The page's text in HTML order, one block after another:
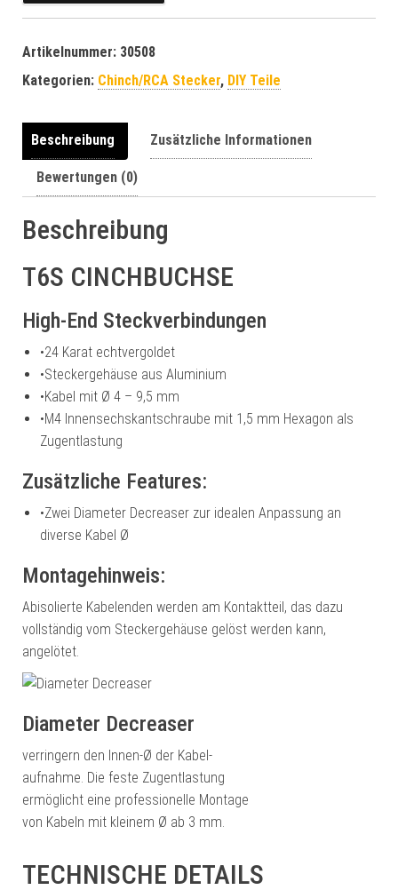
t
n
t
i
e
:
Artikelnummer: 30508
Kategorien: Chinch/RCA Stecker, DIY Teile
Beschreibung Zusätzliche Informationen
Bewertungen (0)
Beschreibung
T6S CINCHBUCHSE
High-End Steckverbindungen
•24 Karat echtvergoldet
•Steckergehäuse aus Aluminium
•Kabel mit Ø 4 – 9,5 mm
•M4 Innensechskantschraube mit 1,5 mm Hexagon als
Zugentlastung
Zusätzliche Features:
•Zwei Diameter Decreaser zur idealen Anpassung an
diverse Kabel Ø
Montagehinweis:
Abisolierte Kabelenden werden am Kontaktteil, das dazu
vollständig vom Steckergehäuse gelöst werden kann,
angelötet.
Diameter Decreaser
verringern den Innen-Ø der Kabel-
aufnahme. Die feste Zugentlastung
ermöglicht eine professionelle Montage
von Kabeln mit kleinem Ø ab 3 mm.
TECHNISCHE DETAILS